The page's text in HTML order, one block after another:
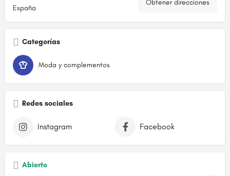
España
Obtener direcciones
Categorías
Moda y complementos
Redes sociales
Instagram Facebook
Abierto